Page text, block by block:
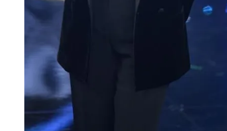
VIDEO
TV
PRINCIPATO
MONACO
RMC
CONSIGLIA